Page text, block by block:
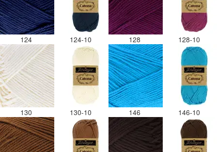
124 124-10 128 128-10
130 130-10 146 146-10